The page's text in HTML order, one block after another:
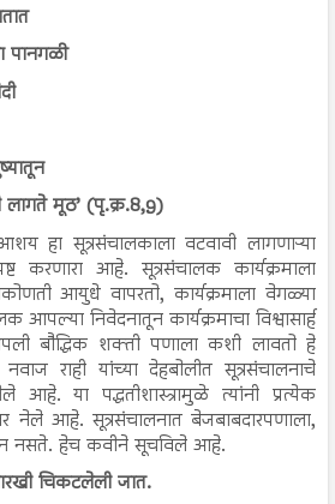
पानगळी
मूठ’ (पृ.क्र.8,9)
हा सूत्रसंचालकाला वटवावी लागणाऱ्या
करणारा आहे. सूत्रसंचालक कार्यक्रमाला
आयुधे वापरतो, कार्यक्रमाला वेगळ्या
आपल्या निवेदनातून कार्यक्रमाचा विश्वासार्ह
बौद्धिक शक्ती पणाला कशी लावतो हे
राही यांच्या देहबोलीत सूत्रसंचालनाचे
आहे. या पद्धतीशास्त्रामुळे त्यांनी प्रत्येक
नेले आहे. सूत्रसंचालनात बेजबाबदारपणाला,
नसते. हेच कवीने सूचविले आहे.
चिकटलेली जात.